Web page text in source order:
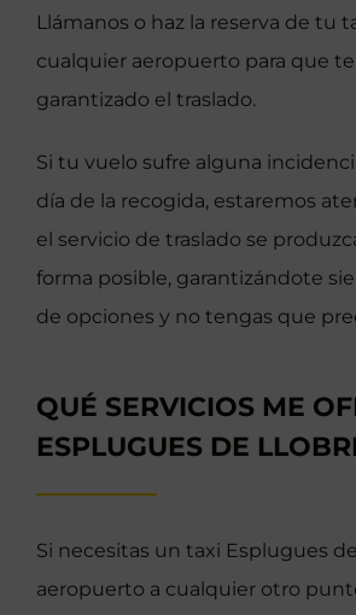
Llámanos o haz la reserva de tu
cualquier aeropuerto para que
garantizado el traslado.
Si tu vuelo sufre alguna
día de la recogida, estaremos
el servicio de traslado se
forma posible, garantizándote
de opciones y no tengas que
QUÉ SERVICIOS ME
ESPLUGUES DE
Si necesitas un taxi Esplugues
aeropuerto a cualquier otro